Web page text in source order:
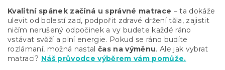
l
á
d
a
c
í
Kvalitní spánek začíná u správné matrace – ta dokáže
ulevit odbolestí zad, podpořit zdravé držení těla, zajistit
ničím nerušený odpočinek a vy budete každé ráno
vstávat svěží a plní energie. Pokud se ráno budíte
rozlámaní, možná nastal čas navýměnu. Ale jak vybrat
matraci? Náš průvodce výběrem vám pomůže.